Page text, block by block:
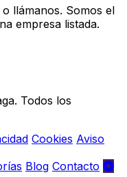
llámanos. Somos el
empresa listada.
Todos los
Cookies Aviso
Blog Contacto